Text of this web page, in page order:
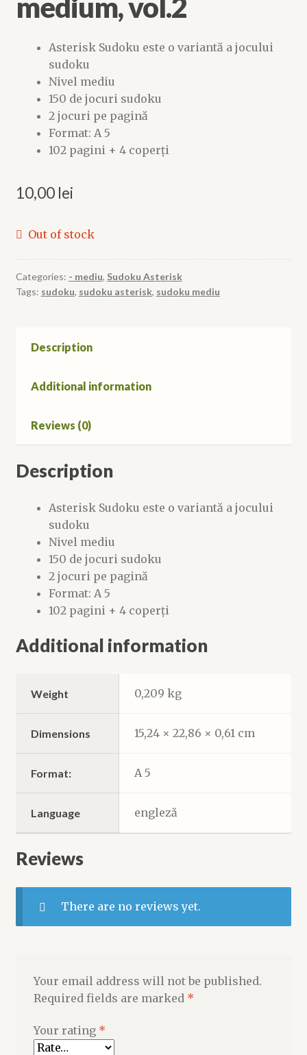
Asterisk Sudoku este o variantă a jocului
sudoku
Nivel mediu
150 de jocuri sudoku
2 jocuri pe pagină
Format: A 5
102 pagini + 4 coperți
10,00 lei
Out of stock
Categories: - mediu, Sudoku Asterisk
Tags: sudoku, sudoku asterisk, sudoku mediu
Description
Additional information
Reviews (0)
Description
Asterisk Sudoku este o variantă a jocului
sudoku
Nivel mediu
150 de jocuri sudoku
2 jocuri pe pagină
Format: A 5
102 pagini + 4 coperți
Additional information
Weight 0,209 kg
Dimensions 15,24 × 22,86 × 0,61 cm
Format: A 5
Language engleză
Reviews
There are no reviews yet.
Your email address will not be published.
Required fields are marked *
Your rating *